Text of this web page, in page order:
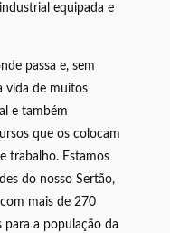
equipada e
passa e, sem
vida de muitos
e também
que os colocam
trabalho. Estamos
do nosso Sertão,
mais de 270
para a população da